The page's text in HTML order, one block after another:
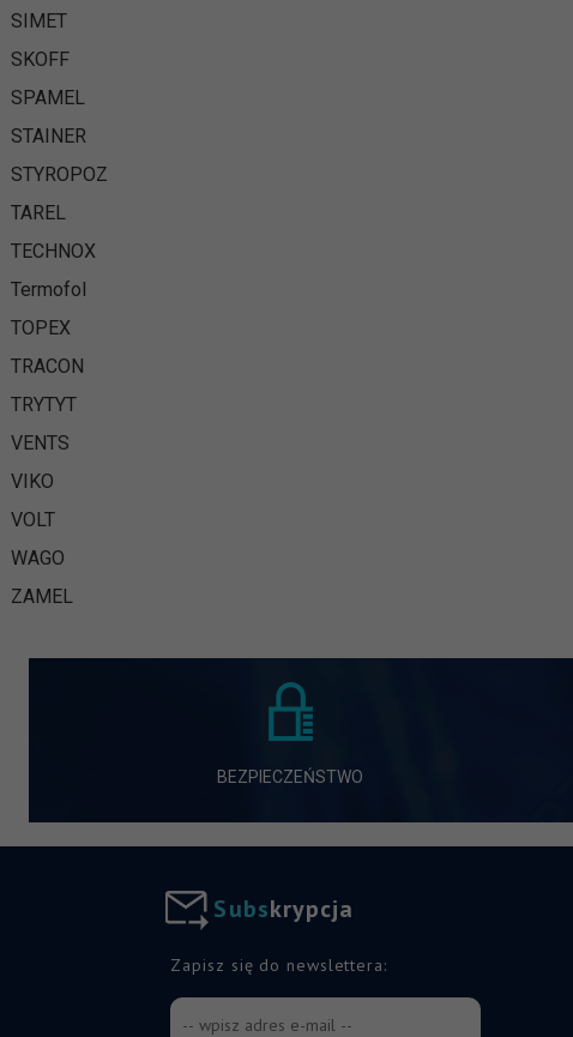
SIMET
SKOFF
SPAMEL
STAINER
STYROPOZ
TAREL
TECHNOX
Termofol
TOPEX
TRACON
TRYTYT
VENTS
VIKO
VOLT
WAGO
ZAMEL
BEZPIECZEŃSTWO
Subskrypcja
Zapisz się do newslettera: